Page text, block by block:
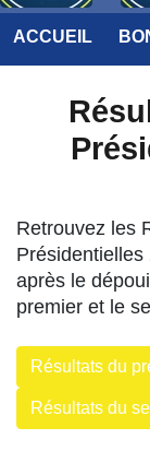
ACCUEIL
Retrouvez les
après le
premier et le
Résultats du
Résultats du